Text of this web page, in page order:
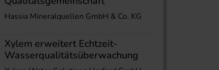
Hassia Mineralquellen GmbH & Co. KG
Xylem erweitert Echtzeit-
Wasserqualitätsüberwachung